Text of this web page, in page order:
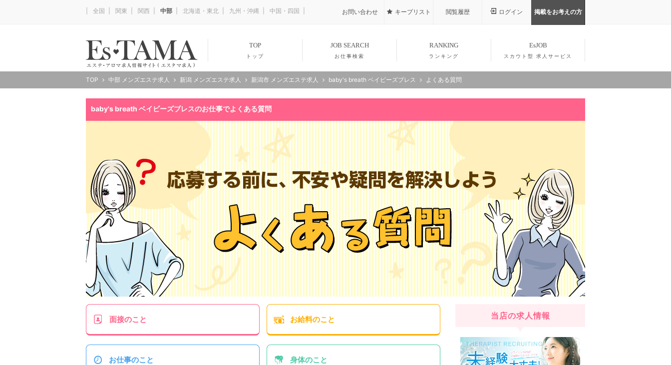
全国 関東 関西 中部 北海道・東北 九州・沖縄 中国・四国 お問い合わせ キープリスト 閲覧履歴 ログイン 掲載をお考えの方
TOP
トップ
JOB SEARCH
お仕事検索
RANKING
ランキング
EsJOB
スカウト型 求人サービス
TOP 中部 メンズエステ求人 新潟 メンズエステ求人 新潟市 メンズエステ求人 baby's breath ベイビーズブレス よくある質問
baby's breath ベイビーズブレスのお仕事でよくある質問
面接のこと お給料のこと
お仕事のこと 身体のこと
当店の求人情報